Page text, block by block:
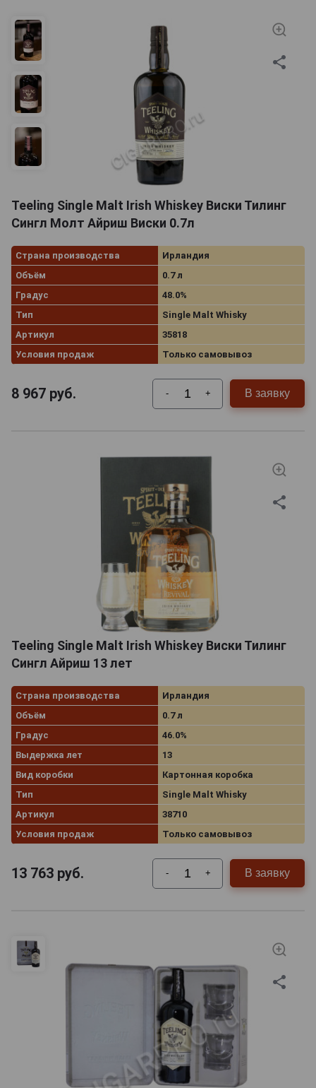
Teeling Single Malt Irish Whiskey Виски Тилинг
Сингл Молт Айриш Виски 0.7л
Страна производства
Ирландия
Объём
0.7 л
Градус
48.0%
Тип
Single Malt Whisky
Артикул
35818
Условия продаж
Только самовывоз
8 967 руб. - + В заявку
Teeling Single Malt Irish Whiskey Виски Тилинг
Сингл Айриш 13 лет
Страна производства
Ирландия
Объём
0.7 л
Градус
46.0%
Выдержка лет
13
Вид коробки
Картонная коробка
Тип
Single Malt Whisky
Артикул
38710
Условия продаж
Только самовывоз
13 763 руб. - + В заявку